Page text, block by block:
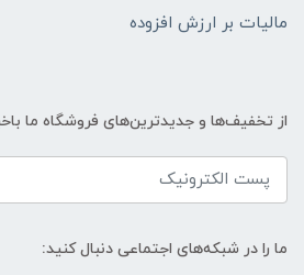
مالیات بر ارزش افزوده
از تخفیف‌ها و جدیدترین‌های فروشگاه ما
ما را در شبکه‌های اجتماعی دنبال کنید: